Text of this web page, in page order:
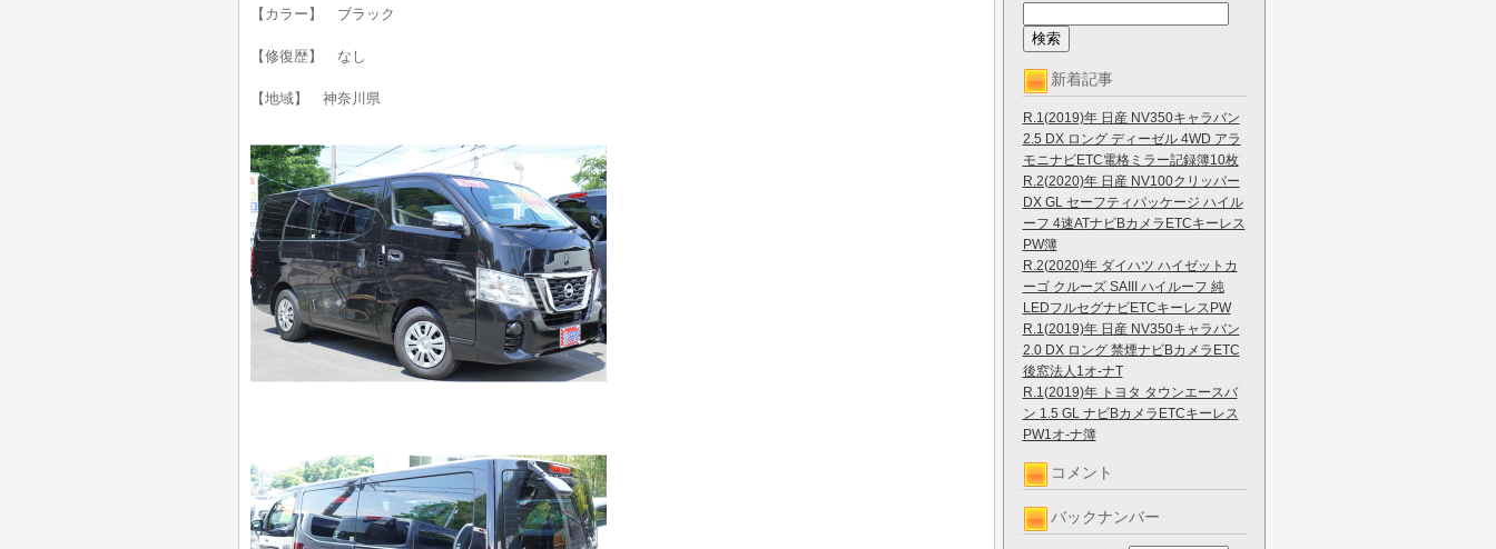
新着記事
R.1(2019)年 日産 NV350キャラバン
2.5 DX ロング ディーゼル 4WD アラ
モニナビETC電格ミラー記録簿10枚
R.2(2020)年 日産 NV100クリッパー
DX GL セーフティパッケージ ハイル
ーフ 4速ATナビBカメラETCキーレス
PW簿
R.2(2020)年 ダイハツ ハイゼットカ
ーゴ クルーズ SAIII ハイルーフ 純
LEDフルセグナビETCキーレスPW
R.1(2019)年 日産 NV350キャラバン
2.0 DX ロング 禁煙ナビBカメラETC
後窓法人1オ-ナT
R.1(2019)年 トヨタ タウンエースバ
ン 1.5 GL ナビBカメラETCキーレス
PW1オ-ナ簿
コメント
バックナンバー
【カラー】 ブラック
【修復歴】 なし
【地域】 神奈川県